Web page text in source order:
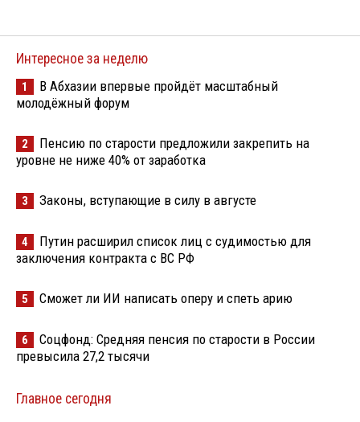
Интересное за неделю
1
В Абхазии впервые пройдёт масштабный
молодёжный форум
2
Пенсию по старости предложили закрепить на
уровне не ниже 40% от заработка
3 Законы, вступающие в силу в августе
4
Путин расширил список лиц с судимостью для
заключения контракта с ВС РФ
5 Сможет ли ИИ написать оперу и спеть арию
6
Соцфонд: Средняя пенсия по старости в России
превысила 27,2 тысячи
Главное сегодня